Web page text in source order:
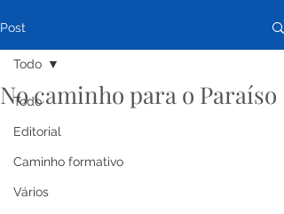
Post
Todo
Editorial
Caminho formativo
Vários
Todo
No caminho para o Paraíso